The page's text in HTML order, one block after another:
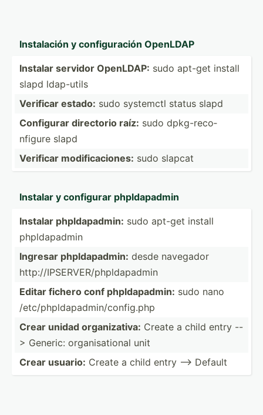
Instal­ación y config­uración OpenLDAP
Instalar servidor OpenLDAP: sudo apt-get install
slapd ldap-utils
Verificar estado: sudo systemctl status slapd
Configurar directorio raíz: sudo dpkg-r­eco­
nfigure slapd
Verificar modifi­cac­iones: sudo slapcat
Instalar y configurar phplda­padmin
Instalar phplda­padmin: sudo apt-get install
phplda­padmin
Ingresar phplda­padmin: desde navegador
http:/­/IP­SER­VER­/ph­pld­apadmin
Editar fichero conf phplda­padmin: sudo nano
/etc/p­hpl­dap­adm­in/­con­fig.php
Crear unidad organi­zativa: Create a child entry --
> Generic: organi­sat­ional unit
Crear usuario: Create a child entry --> Default